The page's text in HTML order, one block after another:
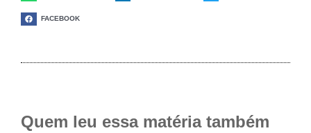
FACEBOOK
Quem leu essa matéria também